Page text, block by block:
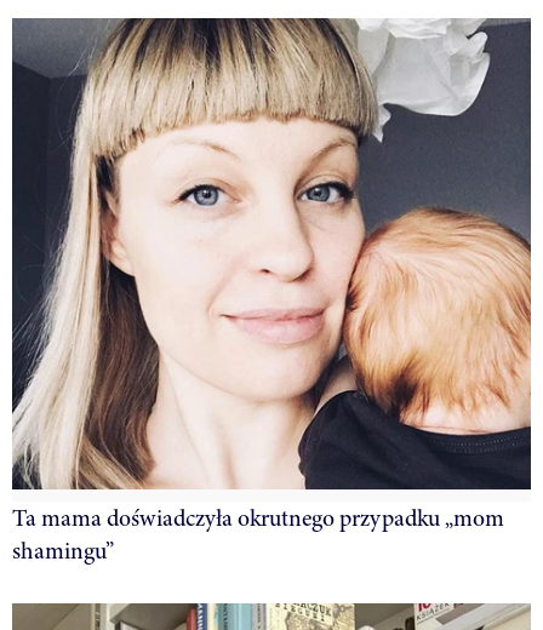
Ta mama doświadczyła okrutnego przypadku „mom
shamingu”